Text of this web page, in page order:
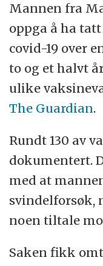
Mannen fra
oppga å ha
covid-19 over
to og et halvt
ulike
The Guardian.
Rundt 130 av
dokumentert.
med at
svindelforsøk,
noen tiltale
Saken fikk